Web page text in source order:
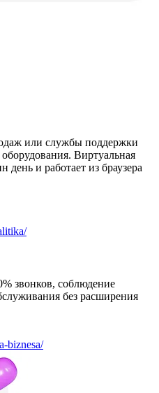
или службы поддержки
Виртуальная
и работает из браузера
звонков, соблюдение
без расширения
biznesa/